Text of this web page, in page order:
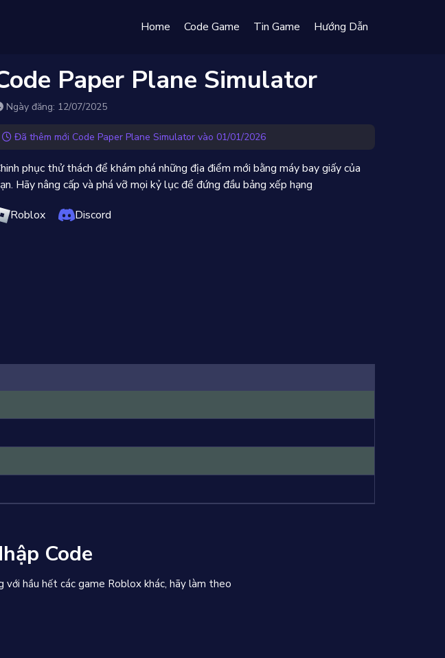
Home Code Game Tin Game Hướng Dẫn
Paper Plane Simulator
Ngày đăng: 12/07/2025
Đã thêm mới Code Paper Plane Simulator vào 01/01/2026
phục thử thách để khám phá những địa điểm mới bằng máy bay giấy của
Hãy nâng cấp và phá vỡ mọi kỷ lục để đứng đầu bảng xếp hạng
Roblox
Discord
Code
hầu hết các game Roblox khác, hãy làm theo